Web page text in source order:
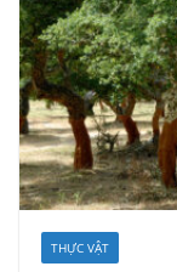
THỰC VẬT